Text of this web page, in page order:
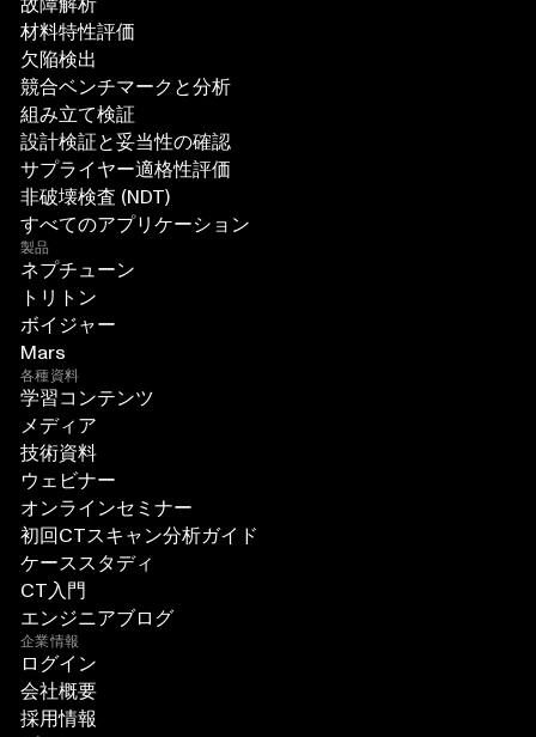
材料特性評価
欠陥検出
競合ベンチマークと分析
組み立て検証
設計検証と妥当性の確認
サプライヤー適格性評価
非破壊検査 (NDT)
すべてのアプリケーション
製品
ネプチューン
トリトン
ボイジャー
Mars
各種資料
学習コンテンツ
メディア
技術資料
ウェビナー
オンラインセミナー
初回CTスキャン分析ガイド
ケーススタディ
CT入門
エンジニアブログ
企業情報
ログイン
会社概要
採用情報